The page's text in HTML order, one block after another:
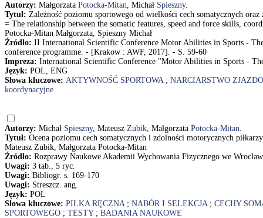
Autorzy: Małgorzata Potocka-Mitan, Michał Spieszny.
Tytuł: Zależność poziomu sportowego od wielkości cech somatycznych
= The relationship between the somatic features, speed and force skills,
Potocka-Mitan Małgorzata, Spieszny Michał
Źródło: II International Scientific Conference Motor Abilities in Sports -
conference programme. - [Krakow : AWF, 2017]. - S. 59-60
Impreza: International Scientific Conference "Motor Abilities in Sports -
Język: POL, ENG
Słowa kluczowe: AKTYWNOŚĆ SPORTOWA; NARCIARSTWO
koordynacyjne
Autorzy: Michał Spieszny, Mateusz Zubik, Małgorzata Potocka-Mitan.
Tytuł: Ocena poziomu cech somatycznych i zdolności motorycznych
Mateusz Zubik, Małgorzata Potocka-Mitan
Źródło: Rozprawy Naukowe Akademii Wychowania Fizycznego we
Uwagi: 3 tab., 5 ryc.
Uwagi: Bibliogr. s. 169-170
Uwagi: Streszcz. ang.
Język: POL
Słowa kluczowe: PIŁKA RĘCZNA; NABÓR I SELEKCJA; CECHY
SPORTOWEGO ; TESTY; BADANIA NAUKOWE